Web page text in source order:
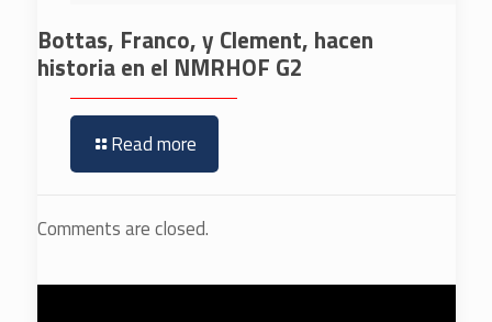
Bottas, Franco, y Clement, hacen
historia en el NMRHOF G2
Read more
Comments are closed.